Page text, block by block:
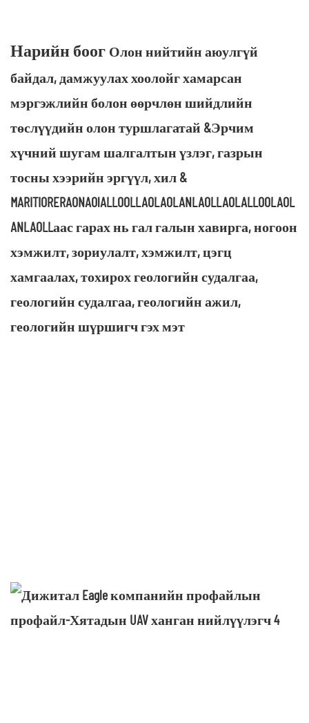
Нарийн боог Олон нийтийн аюулгүй
байдал, дамжуулах хоолойг хамарсан
мэргэжлийн болон өөрчлөн шийдлийн
төслүүдийн олон туршлагатай &Эрчим
хүчний шугам шалгалтын үзлэг, газрын
тосны хээрийн эргүүл, хил &
MARITIORERAONAOlALLOOLLAOLAOLANLAOLLAOLALLOOLAOL
ANLAOLLаас гарах нь гал галын хавирга, ногоон
хэмжилт, зориулалт, хэмжилт, цэгц
хамгаалах, тохирох геологийн судалгаа,
геологийн судалгаа, геологийн ажил,
геологийн шүршигч гэх мэт